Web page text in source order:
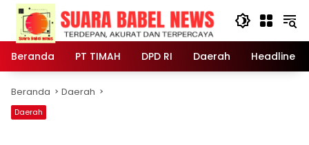
Langsung
konten
Beranda
PT TIMAH DPD RI Daerah Headline
Beranda Daerah
Daerah